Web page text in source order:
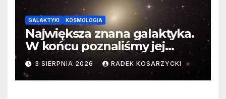
GALAKTYKI KOSMOLOGIA
Największa znana galaktyka.
W końcu poznaliśmy jej
faktyczne wymiary
3 SIERPNIA 2026 RADEK KOSARZYCKI